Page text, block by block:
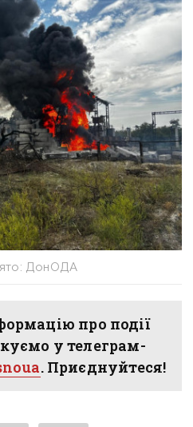
ДонОДА
про події
у телеграм-
. Приєднуйтеся!